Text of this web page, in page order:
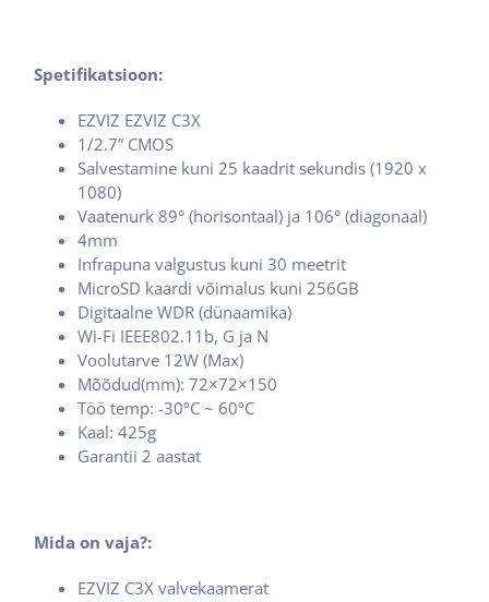
Spetifikatsioon:
EZVIZ EZVIZ C3X
1/2.7” CMOS
Salvestamine kuni 25 kaadrit sekundis (1920 x
1080)
Vaatenurk 89° (horisontaal) ja 106° (diagonaal)
4mm
Infrapuna valgustus kuni 30 meetrit
MicroSD kaardi võimalus kuni 256GB
Digitaalne WDR (dünaamika)
Wi-Fi IEEE802.11b, G ja N
Voolutarve 12W (Max)
Mõõdud(mm): 72×72×150
Töö temp: -30ºC ~ 60ºC
Kaal: 425g
Garantii 2 aastat
Mida on vaja?:
EZVIZ C3X valvekaamerat